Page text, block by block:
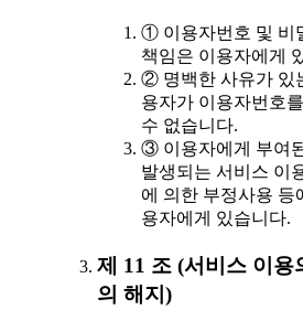
① 이용자번호 및 비
책임은 이용자에게
② 명백한 사유가 있
용자가 이용자번호
수 없습니다.
③ 이용자에게 부여
발생되는 서비스 이
에 의한 부정사용 등
용자에게 있습니다.
제 11 조 (서비스 이
의 해지)